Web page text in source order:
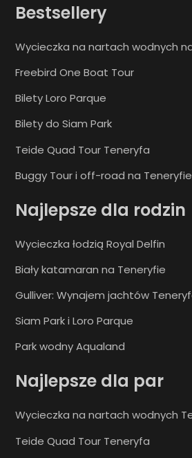
Bestsellery
Wycieczka na nartach wodnych
Freebird One Boat Tour
Bilety Loro Parque
Bilety do Siam Park
Teide Quad Tour Teneryfa
Buggy Tour i off-road na Teneryfie
Najlepsze dla rodzin
Wycieczka łodzią Royal Delfin
Biały katamaran na Teneryfie
Gulliver: Wynajem jachtów
Siam Park i Loro Parque
Park wodny Aqualand
Najlepsze dla par
Wycieczka na nartach wodnych
Teide Quad Tour Teneryfa